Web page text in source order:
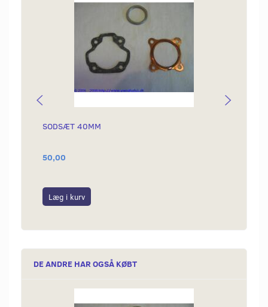
SODSÆT 40MM
50,00
Læg i kurv
DE ANDRE HAR OGSÅ KØBT